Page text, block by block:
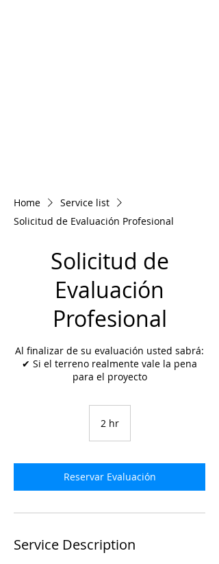
Home
Service list
Solicitud de Evaluación Profesional
Solicitud de
Evaluación
Profesional
Al finalizar de su evaluación usted sabrá:
✔ Si el terreno realmente vale la pena
para el proyecto
2 hr2
Reservar Evaluación
Service Description